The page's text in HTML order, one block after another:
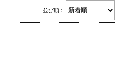
並び順：